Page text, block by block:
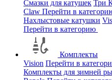
Смазки для катушек Три
Claw Перейти в
Нахлыстовые катушки
Перейти в категорию
Комплекты
Vision Перейти в
Комплекты для зимней